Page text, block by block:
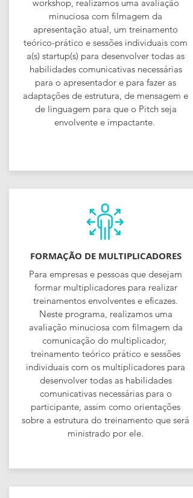
workshop, realizamos uma avaliação
minuciosa com filmagem da
apresentação atual, um treinamento
teórico-prático e sessões individuais com
a(s) startup(s) para desenvolver todas as
habilidades comunicativas necessárias
para o apresentador e para fazer as
adaptações de estrutura, de mensagem e
de linguagem para que o Pitch seja
envolvente e impactante.
FORMAÇÃO DE MULTIPLICADORES
Para empresas e pessoas que desejam
formar multiplicadores para realizar
treinamentos envolventes e eficazes.
Neste programa, realizamos uma
avaliação minuciosa com filmagem da
comunicação do multiplicador,
treinamento teórico prático e sessões
individuais com os multiplicadores para
desenvolver todas as habilidades
comunicativas necessárias para o
participante, assim como orientações
sobre a estrutura do treinamento que será
ministrado por ele.